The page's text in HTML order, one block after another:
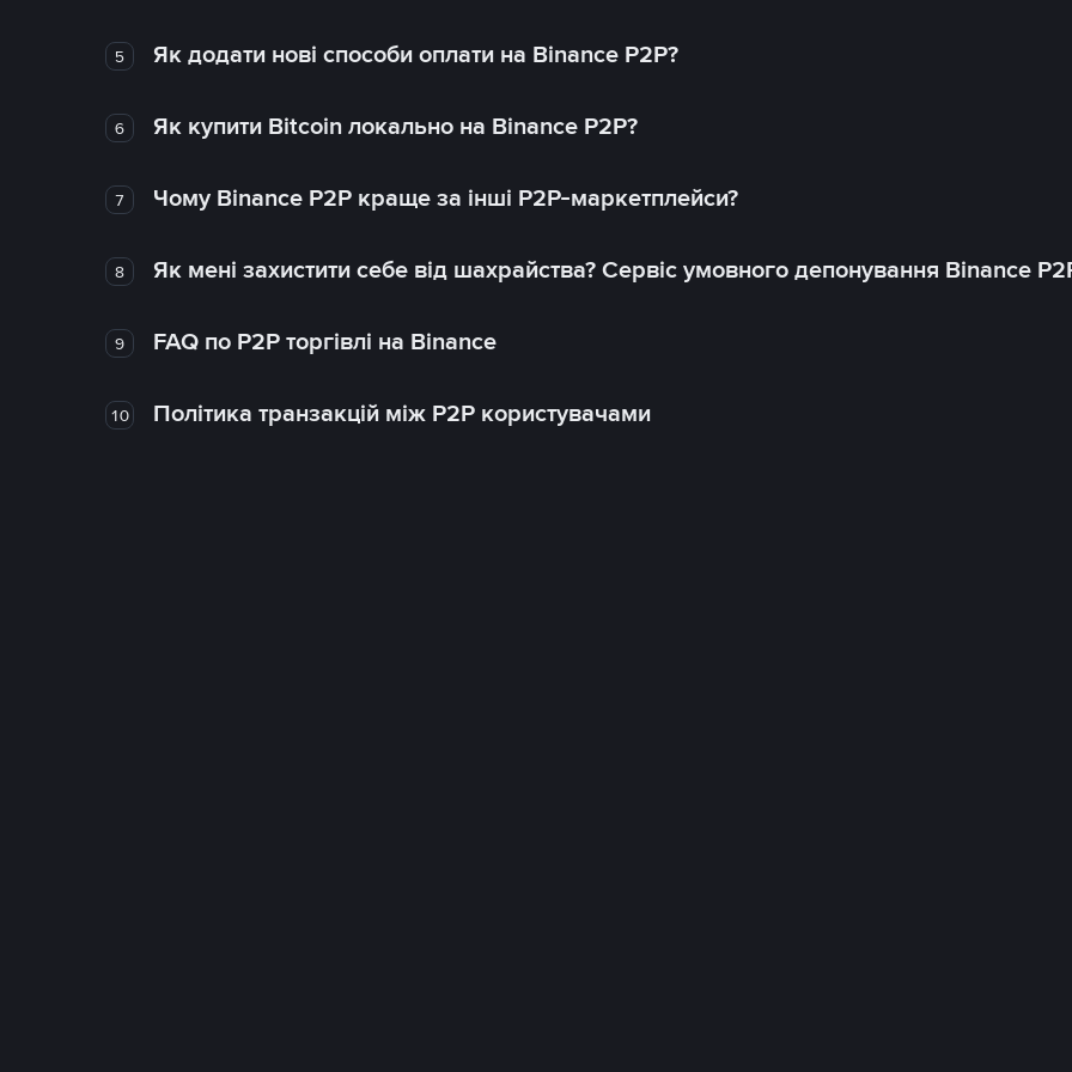
5 Як додати нові способи оплати на Binance P2P?
6 Як купити Bitcoin локально на Binance P2P?
7 Чому Binance P2P краще за інші P2P-маркетплейси?
8 Як мені захистити себе від шахрайства? Сервіс умовного депонування Binance
9 FAQ по P2P торгівлі на Binance
10 Політика транзакцій між P2P користувачами